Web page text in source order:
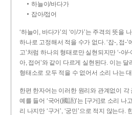
하늘이/바다가
잡아/접어
‘하늘이, 바다가’의 ‘이/가’는 주격의 뜻을
하나로 고정해서 적을 수가 없다. ‘잡-, 접-’
고’처럼 하나의 형태로만 실현되지만 ‘-아
아, 접어’와 같이 다르게 실현된다. 이는
형태소로 모두 적을 수 없어서 소리 나는
한편 한자어는 이러한 원리와 관계없이 각
예를 들어 ‘국어(國語)’는 [구거]로 소리 나
리 나지만 ‘구거’, ‘궁민’으로 적지 않는다.